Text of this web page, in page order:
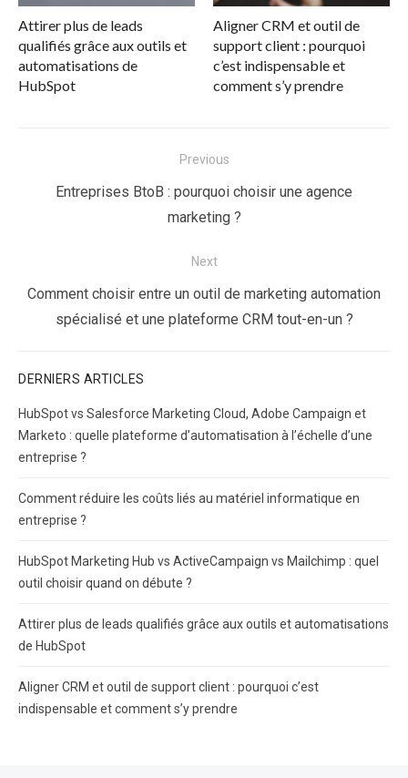
Attirer plus de leads
qualifiés grâce aux outils et
automatisations de
HubSpot
Aligner CRM et outil de
support client : pourquoi
c’est indispensable et
comment s’y prendre
Previous
PreviousEntreprises BtoB : pourquoi choisir une agence
marketing ?
Next
Next
post:
Comment choisir entre un outil de marketing automation
spécialisé et une plateforme CRM tout-en-un ?
DERNIERS ARTICLES
HubSpot vs Salesforce Marketing Cloud, Adobe Campaign et
Marketo : quelle plateforme d’automatisation à l’échelle d’une
entreprise ?
Comment réduire les coûts liés au matériel informatique en
entreprise ?
HubSpot Marketing Hub vs ActiveCampaign vs Mailchimp : quel
outil choisir quand on débute ?
Attirer plus de leads qualifiés grâce aux outils et automatisations
de HubSpot
Aligner CRM et outil de support client : pourquoi c’est
indispensable et comment s’y prendre